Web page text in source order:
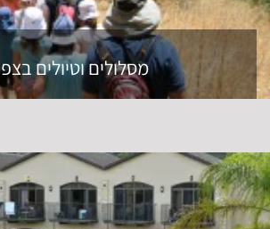
מסלולים וטיולים